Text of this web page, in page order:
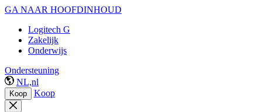
GA NAAR HOOFDINHOUD
Logitech G
Zakelijk
Onderwijs
Ondersteuning
NL,nl
Koop Koop